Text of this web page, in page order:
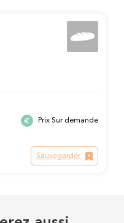
Prix Sur demande
Sauvegarder